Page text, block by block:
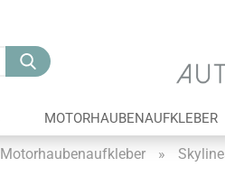
Suche...
MOTORHAUBENAUFKLEBER
Motorhaubenaufkleber »